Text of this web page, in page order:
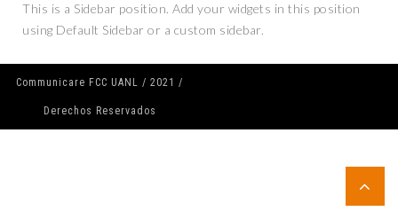
This is a Sidebar position. Add your widgets in this position
using Default Sidebar or a custom sidebar.
Communicare FCC UANL / 2021 /
Derechos Reservados